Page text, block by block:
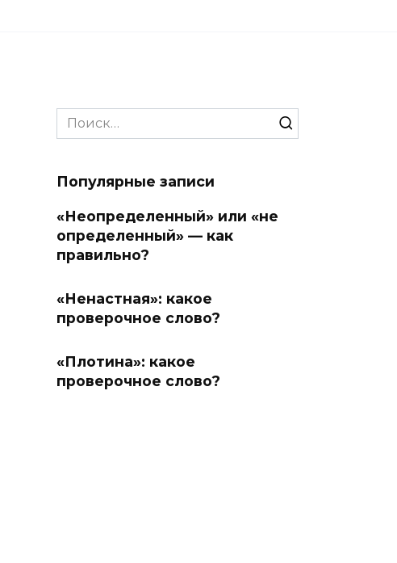
Search
for:
Популярные записи
«Неопределенный» или «не
определенный» — как
правильно?
«Ненастная»: какое
проверочное слово?
«Плотина»: какое
проверочное слово?